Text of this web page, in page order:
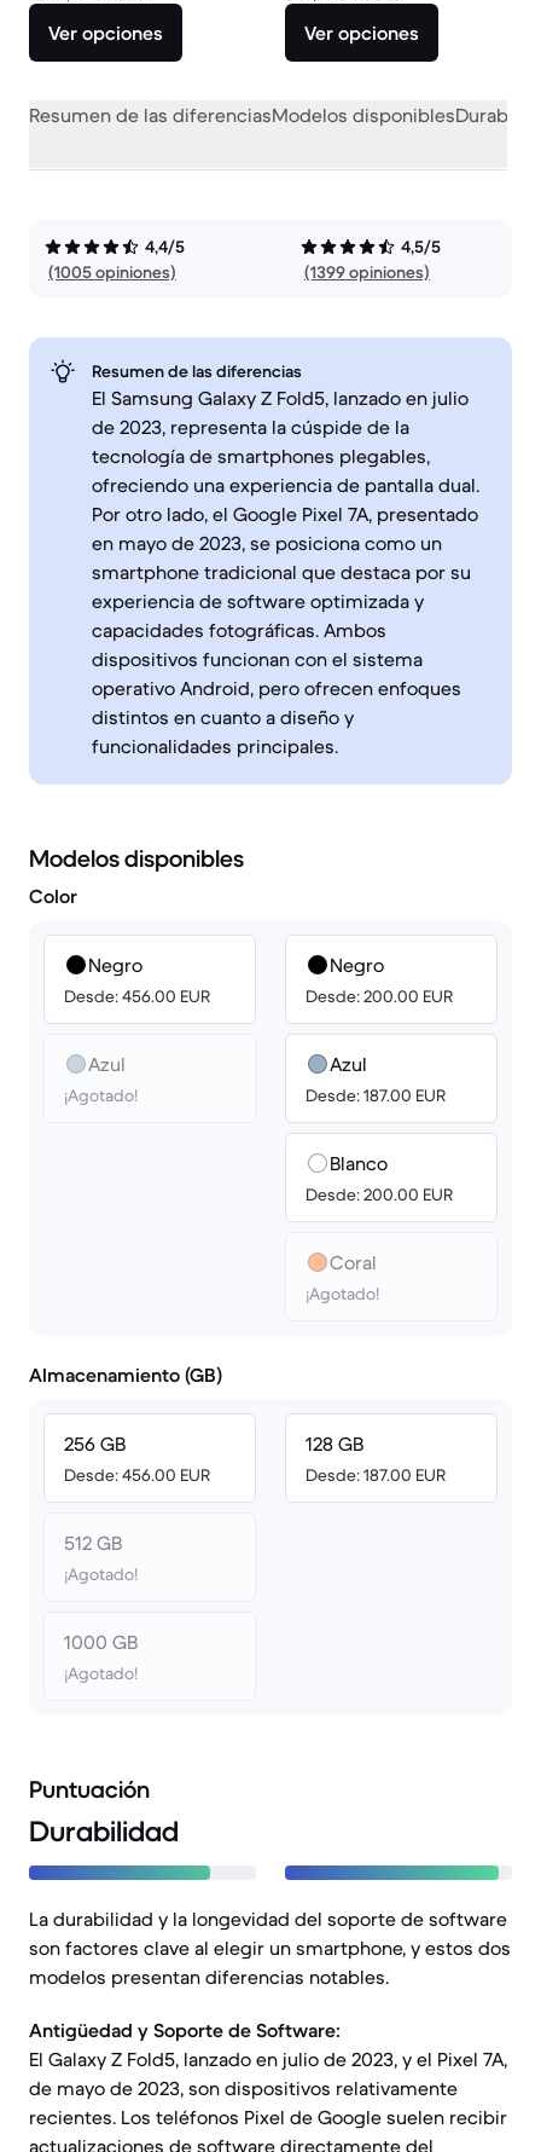
Ver opciones Ver opciones
Resumen de las diferenciasModelos disponibles
4,4/5
(1005 opiniones)
4,5/5
(1399 opiniones)
Resumen de las diferencias
El Samsung Galaxy Z Fold5, lanzado en julio
de 2023, representa la cúspide de la
tecnología de smartphones plegables,
ofreciendo una experiencia de pantalla dual.
Por otro lado, el Google Pixel 7A, presentado
en mayo de 2023, se posiciona como un
smartphone tradicional que destaca por su
experiencia de software optimizada y
capacidades fotográficas. Ambos
dispositivos funcionan con el sistema
operativo Android, pero ofrecen enfoques
distintos en cuanto a diseño y
funcionalidades principales.
Modelos disponibles
Color
Negro
Desde: 456.00 EUR
Azul
¡Agotado!
Negro
Desde: 200.00 EUR
Azul
Desde: 187.00 EUR
Blanco
Desde: 200.00 EUR
Coral
¡Agotado!
Almacenamiento (GB)
256 GB
Desde: 456.00 EUR
512 GB
¡Agotado!
1000 GB
¡Agotado!
128 GB
Desde: 187.00 EUR
Puntuación
Durabilidad
La durabilidad y la longevidad del soporte de software
son factores clave al elegir un smartphone, y estos dos
modelos presentan diferencias notables.
Antigüedad y Soporte de Software:
El Galaxy Z Fold5, lanzado en julio de 2023, y el Pixel 7A,
de mayo de 2023, son dispositivos relativamente
recientes. Los teléfonos Pixel de Google suelen recibir
actualizaciones de software directamente del